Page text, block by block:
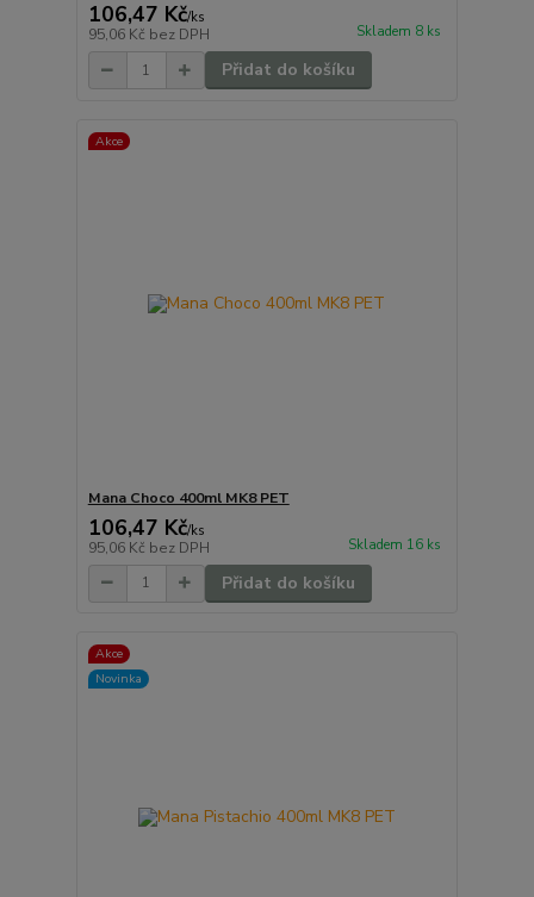
106,47 Kč/ks
95,06 Kč bez DPH Skladem 8 ks
Přidat do košíku
Akce
Mana Choco 400ml MK8 PET
106,47 Kč/ks
95,06 Kč bez DPH Skladem 16 ks
Přidat do košíku
Akce
Novinka